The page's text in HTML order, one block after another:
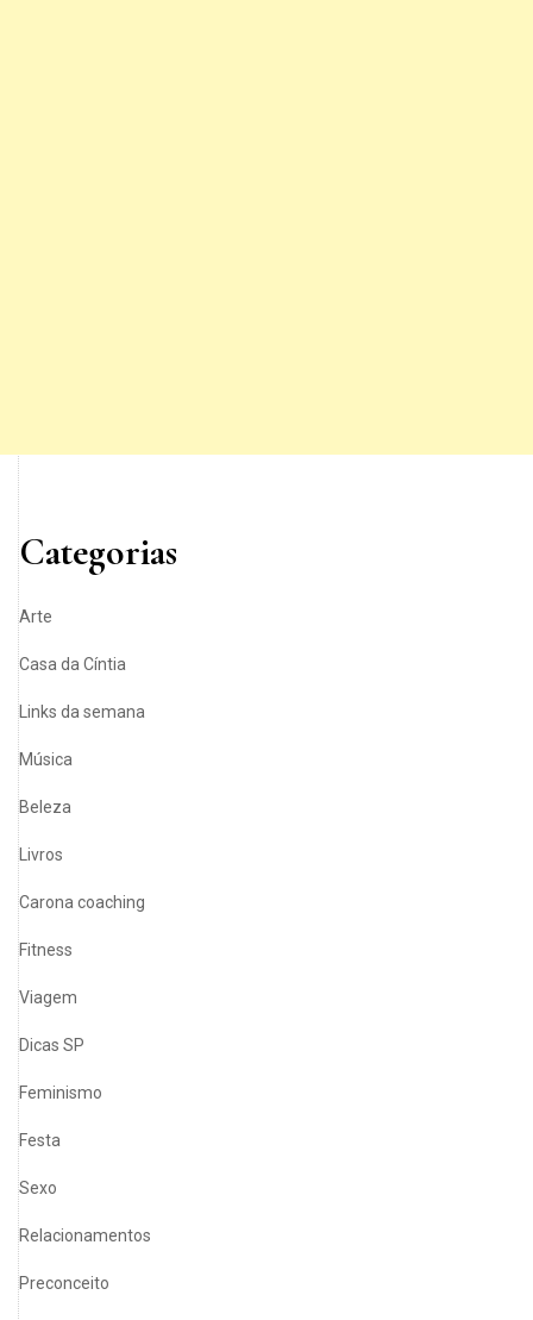
Categorias
Arte
Casa da Cíntia
Links da semana
Música
Beleza
Livros
Carona coaching
Fitness
Viagem
Dicas SP
Feminismo
Festa
Sexo
Relacionamentos
Preconceito